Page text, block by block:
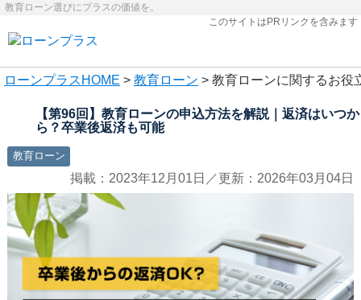
教育ローン選びにプラスの価値を。
このサイトはPRリンクを含みます
ローンプラス HOME > 教育ローン > 教育ローンに関するお役
【第96回】教育ローンの申込方法を解説｜返済はいつか
ら？卒業後返済も可能
教育ローン
掲載：2023年12月01日／更新：2026年03月04日